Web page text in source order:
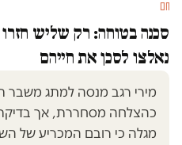
חם
סכנה בטוחה: רק שליש חזרו
נאלצו לסכן את חייהם
מירי רגב מנסה למתג משבר
כהצלחה מסחררת, אך בדיקת
מגלה כי רובם המכריע של